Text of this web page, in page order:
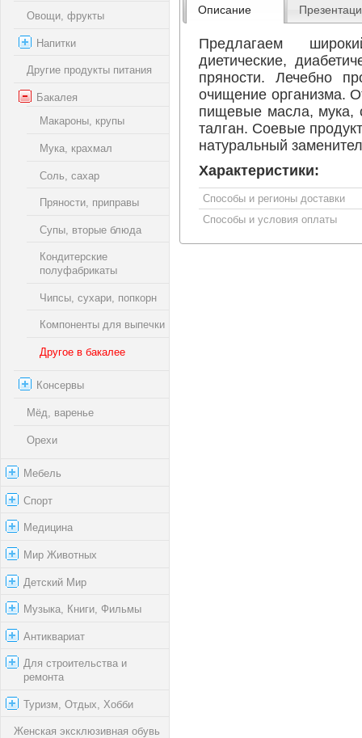
Овощи, фрукты
Напитки
Другие продукты питания
Бакалея
Макароны, крупы
Мука, крахмал
Соль, сахар
Пряности, приправы
Супы, вторые блюда
Кондитерские
полуфабрикаты
Чипсы, сухари, попкорн
Компоненты для выпечки
Другое в бакалее
Консервы
Мёд, варенье
Орехи
Мебель
Спорт
Медицина
Мир Животных
Детский Мир
Музыка, Книги, Фильмы
Антиквариат
Для строительства и
ремонта
Туризм, Отдых, Хобби
Женская эксклюзивная обувь
Описание
Предлагаем
диетические,
пряности. Лечебно
очищение организма.
пищевые масла, мука,
талган. Соевые
натуральный
Характеристики:
Способы и регионы доставки
Способы и условия оплаты